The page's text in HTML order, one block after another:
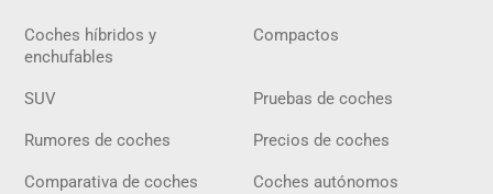
Coches híbridos y
enchufables
Compactos
SUV Pruebas de coches
Rumores de coches Precios de coches
Comparativa de coches Coches autónomos